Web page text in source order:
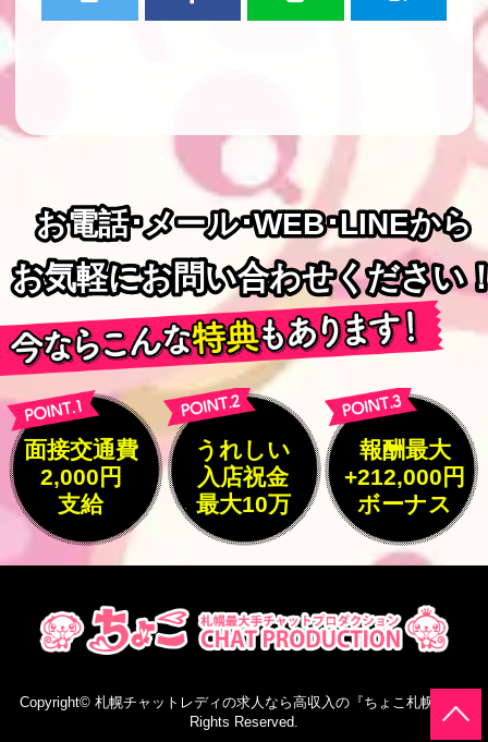
お電話･メール･WEB･LINEから
お電話･メール･WEB･LINEから
お気軽にお問い合わせください
お気軽にお問い合わせください
面接交通費
2,000円
支給
うれしい
入店祝金
最大10万
報酬最大
+212,000円
ボーナス
Copyright© 札幌チャットレディの求人なら高収入の『ちょこ札幌』
All
Rights Reserved.